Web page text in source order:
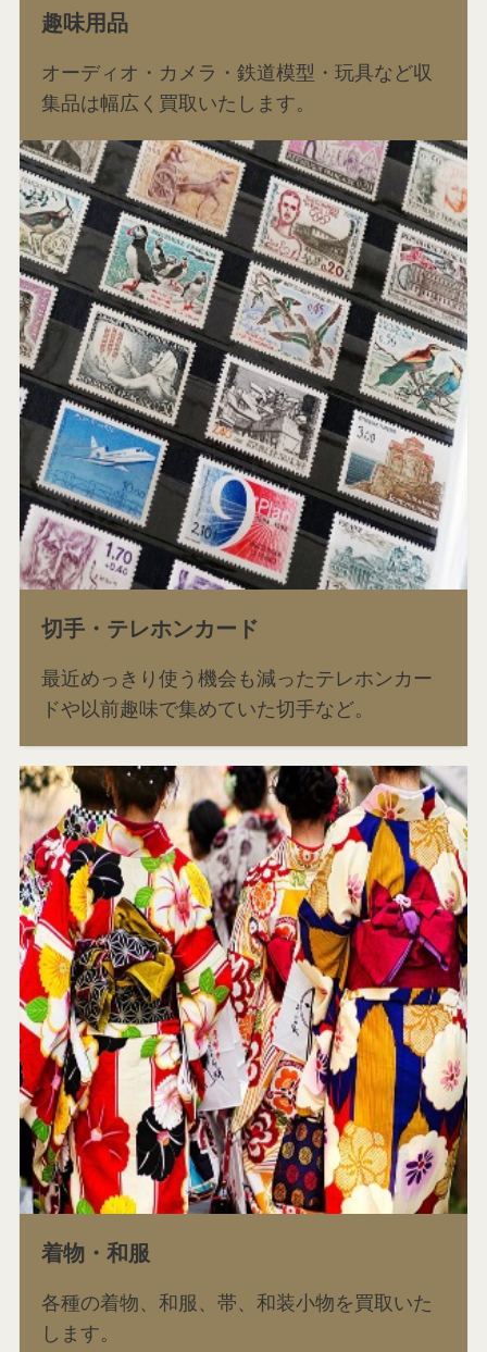
趣味用品
オーディオ・カメラ・鉄道模型・玩具など収
集品は幅広く買取いたします。
切手・テレホンカード
最近めっきり使う機会も減ったテレホンカー
ドや以前趣味で集めていた切手など。
着物・和服
各種の着物、和服、帯、和装小物を買取いた
します。